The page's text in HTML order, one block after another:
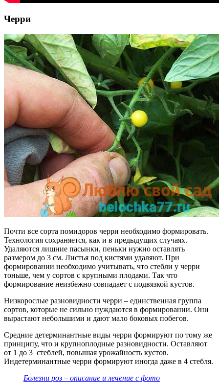
Черри
Почти все сорта помидоров черри необходимо формировать.
Технология сохраняется, как и в предыдущих случаях.
Удаляются лишние пасынки, пеньки нужно оставлять
размером до 3 см. Листья под кистями удаляют. При
формировании необходимо учитывать, что стебли у черри
тоньше, чем у сортов с крупными плодами. Так что
формирование неизбежно совпадает с подвязкой кустов.
Низкорослые разновидности черри – единственная группа
сортов, которые не сильно нуждаются в формировании. Они
вырастают небольшими и дают мало боковых побегов.
Средние детерминантные виды черри формируют по тому же
принципу, что и крупноплодные разновидности. Оставляют
от 1 до 3 стеблей, повышая урожайность кустов.
Индетерминантные черри формируют иногда даже в 4 стебля.
Болезни роз – описание и лечение с фото